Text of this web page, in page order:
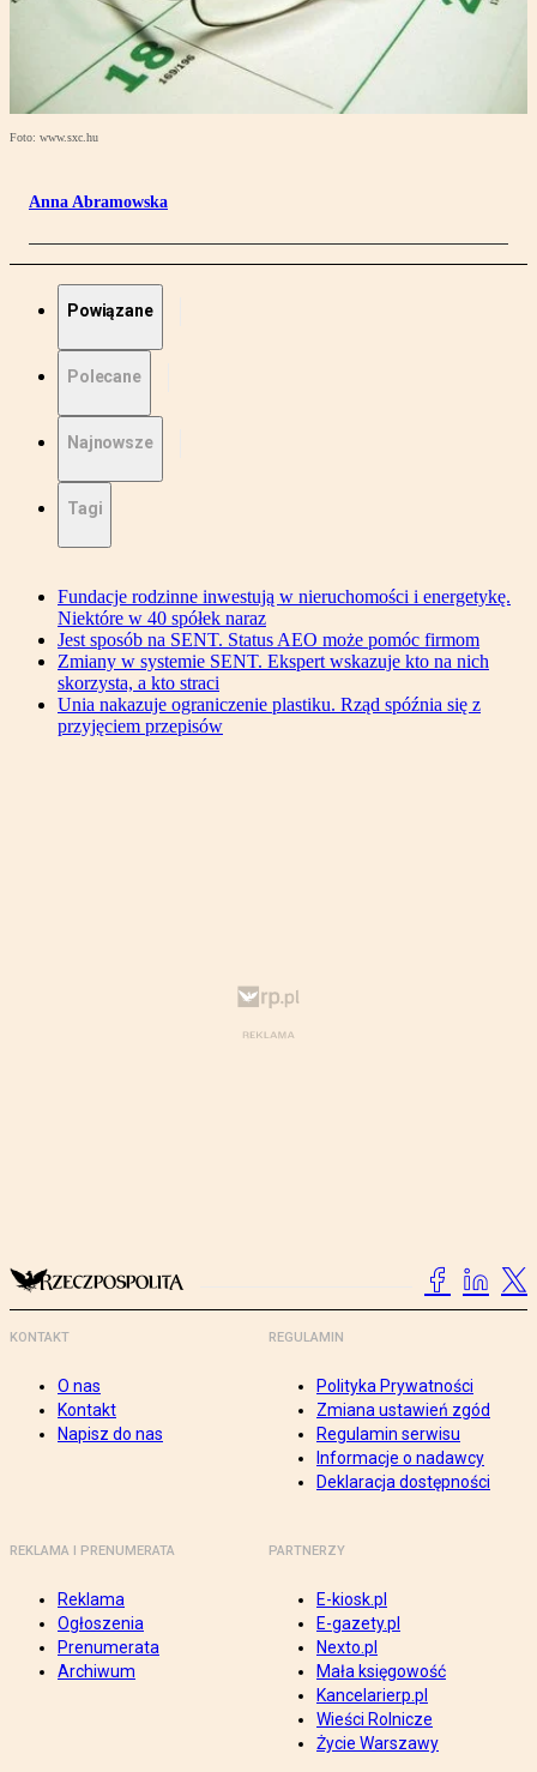
Foto: www.sxc.hu
Anna Abramowska
Powiązane
Polecane
Najnowsze
Tagi
Fundacje rodzinne inwestują w nieruchomości i energetykę.
Niektóre w 40 spółek naraz
Jest sposób na SENT. Status AEO może pomóc firmom
Zmiany w systemie SENT. Ekspert wskazuje kto na nich
skorzysta, a kto straci
Unia nakazuje ograniczenie plastiku. Rząd spóźnia się z
przyjęciem przepisów
KONTAKT
O nas
Kontakt
Napisz do nas
REGULAMIN
Polityka Prywatności
Zmiana ustawień zgód
Regulamin serwisu
Informacje o nadawcy
Deklaracja dostępności
REKLAMA I PRENUMERATA
Reklama
Ogłoszenia
Prenumerata
Archiwum
PARTNERZY
E-kiosk.pl
E-gazety.pl
Nexto.pl
Mała księgowość
Kancelarierp.pl
Wieści Rolnicze
Życie Warszawy